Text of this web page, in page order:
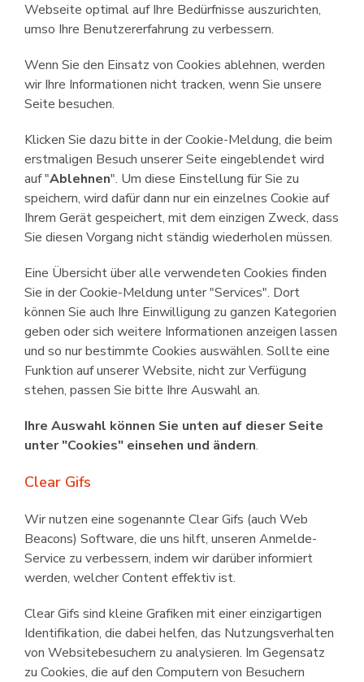
Webseite optimal auf Ihre Bedürfnisse auszurichten,
umso Ihre Benutzer­erfahrung zu verbessern.
Wenn Sie den Einsatz von Cookies ablehnen, werden
wir Ihre Infor­mationen nicht tracken, wenn Sie unsere
Seite besuchen.
Klicken Sie dazu bitte in der Cookie-Meldung, die beim
erstmaligen Besuch unserer Seite eingeblendet wird
auf "Ablehnen". Um diese Einstellung für Sie zu
speichern, wird dafür dann nur ein einzelnes Cookie auf
Ihrem Gerät gespeichert, mit dem einzigen Zweck, dass
Sie diesen Vorgang nicht ständig wiederholen müssen.
Eine Übersicht über alle verwendeten Cookies finden
Sie in der Cookie-Meldung unter "Services". Dort
können Sie auch Ihre Einwilligung zu ganzen Kategorien
geben oder sich weitere Informationen anzeigen lassen
und so nur bestimmte Cookies auswählen. Sollte eine
Funktion auf unserer Website, nicht zur Verfügung
stehen, passen Sie bitte Ihre Auswahl an.
Ihre Auswahl können Sie unten auf dieser Seite
unter "Cookies" einsehen und ändern.
Clear Gifs
Wir nutzen eine sogenannte Clear Gifs (auch Web
Beacons) Software, die uns hilft, unseren Anmelde-
Service zu verbessern, indem wir darüber informiert
werden, welcher Content effektiv ist.
Clear Gifs sind kleine Grafiken mit einer einzigartigen
Identifikation, die dabei helfen, das Nutzungsverhalten
von Websitebesuchern zu analysieren. Im Gegensatz
zu Cookies, die auf den Computern von Besuchern